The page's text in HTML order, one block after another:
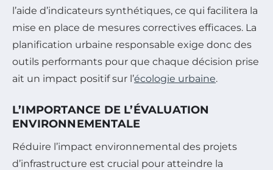
l’aide d’indicateurs synthétiques, ce qui facilitera la
mise en place de mesures correctives efficaces. La
planification urbaine responsable exige donc des
outils performants pour que chaque décision prise
ait un impact positif sur l’écologie urbaine.
L’IMPORTANCE DE L’ÉVALUATION
ENVIRONNEMENTALE
Réduire l’impact environnemental des projets
d’infrastructure est crucial pour atteindre la